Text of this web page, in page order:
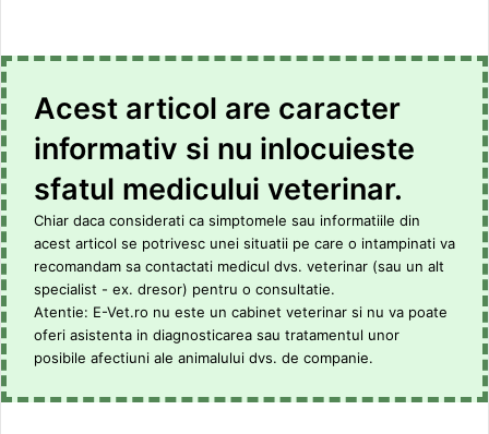
Acest articol are caracter
informativ si nu inlocuieste
sfatul medicului veterinar.
Chiar daca considerati ca simptomele sau informatiile din
acest articol se potrivesc unei situatii pe care o intampinati va
recomandam sa contactati medicul dvs. veterinar (sau un alt
specialist - ex. dresor) pentru o consultatie.
Atentie: E-Vet.ro nu este un cabinet veterinar si nu va poate
oferi asistenta in diagnosticarea sau tratamentul unor
posibile afectiuni ale animalului dvs. de companie.